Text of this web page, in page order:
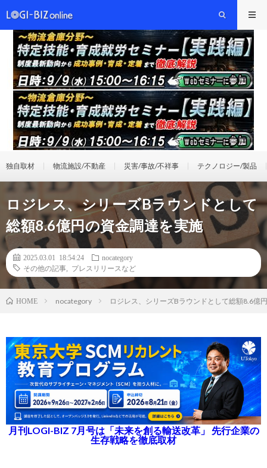
独自取材 物流施設/不動産 災害/事故/不祥事 テクノロジー/製品
ロジレス、シリーズBラウンドとして
総額8.6億円の資金調達を実施
2025.03.01 18:54:24
nocategory
その他の記事
プレスリリースなど
HOME nocategory ロジレス、シリーズBラウンドとして総額8.6億
月刊LOGI-BIZ 7月号は「未来を創る輸送改革」 先行企業の
生存戦略を徹底取材